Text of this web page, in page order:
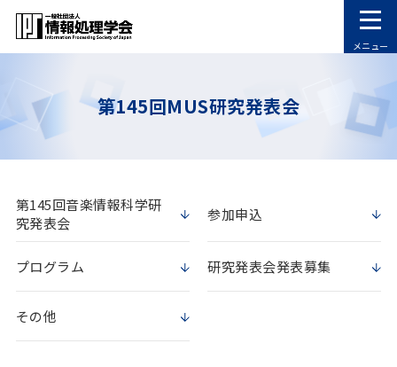
メニュー
第145回MUS研究発表会
第145回音楽情報科学研
究発表会
参加申込
プログラム 研究発表会発表募集
その他